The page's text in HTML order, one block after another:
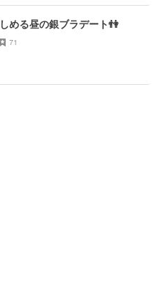
める昼の銀ブラデート👫
71